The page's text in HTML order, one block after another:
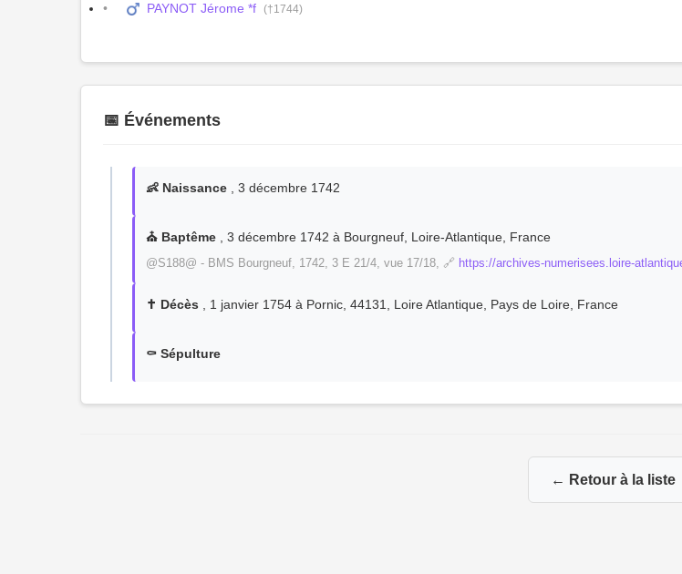
PAYNOT Jérome *f (†1744)
📅 Événements
👶 Naissance , 3 décembre 1742
⛪ Baptême , 3 décembre 1742 à Bourgneuf, Loire-Atlantique, France
@S188@ - BMS Bourgneuf, 1742, 3 E 21/4, vue 17/18, 🔗 https://archives-numerisees.loire-
✝️ Décès , 1 janvier 1754 à Pornic, 44131, Loire Atlantique, Pays de Loire, France
⚰️ Sépulture
← Retour à la liste